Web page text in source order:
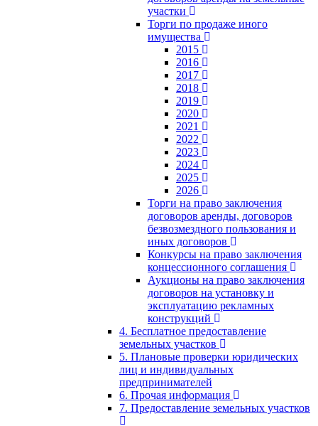
участки
Торги по продаже иного
имущества
2015
2016
2017
2018
2019
2020
2021
2022
2023
2024
2025
2026
Торги на право заключения
договоров аренды, договоров
безвозмездного пользования и
иных договоров
Конкурсы на право заключения
концессионного соглашения
Аукционы на право заключения
договоров на установку и
эксплуатацию рекламных
конструкций
4. Бесплатное предоставление
земельных участков
5. Плановые проверки юридических
лиц и индивидуальных
предпринимателей
6. Прочая информация
7. Предоставление земельных участков